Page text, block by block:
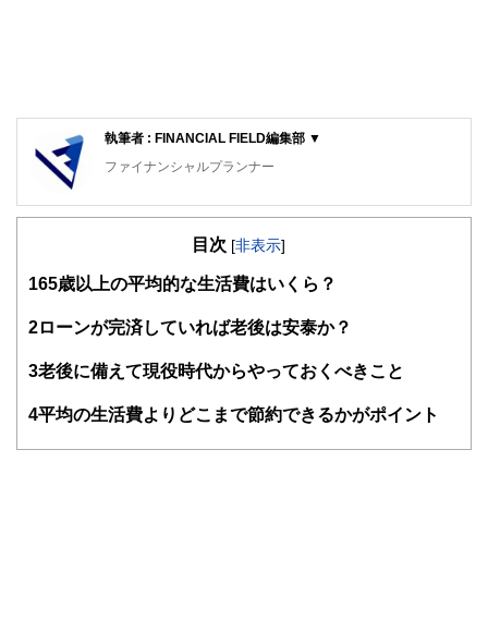
執筆者 : FINANCIAL FIELD編集部 ▼
ファイナンシャルプランナー
FinancialField編集部は、金融、経済に関する記事を、日々
知識がない方でも理解できるようわかりやすく発信していま
得者を中心に「お金や暮らし」に関する書籍・雑誌の編集経
験者で構成され、企画立案から記事掲載まですべての工程に
護士、税理士、宅地建物取引士、相続診断士、住宅ローンア
目次 [非表示]
1 65歳以上の平均的な生活費はいくら？
2 ローンが完済していれば老後は安泰か？
3老後に備えて現役時代からやっておくべきこと
4平均の生活費よりどこまで節約できるかがポイント